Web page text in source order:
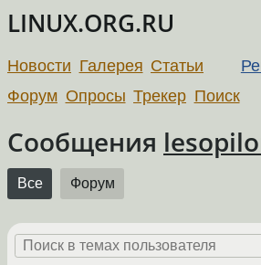
LINUX.ORG.RU
Новости Галерея Статьи
Форум Опросы Трекер Поиск
Сообщения
Все Форум